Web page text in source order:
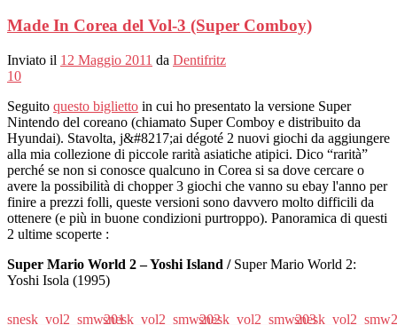
Made In Corea del Vol-3 (Super Comboy)
Inviato il 12 Maggio 2011 da Dentifritz
10
Seguito questo biglietto in cui ho presentato la versione Super
Nintendo del coreano (chiamato Super Comboy e distribuito da
Hyundai). Stavolta, j&#8217;ai dégoté 2 nuovi giochi da aggiungere
alla mia collezione di piccole rarità asiatiche atipici. Dico “rarità”
perché se non si conosce qualcuno in Corea si sa dove cercare o
avere la possibilità di chopper 3 giochi che vanno su ebay l'anno per
finire a prezzi folli, queste versioni sono davvero molto difficili da
ottenere (e più in buone condizioni purtroppo). Panoramica di questi
2 ultime scoperte :
Super Mario World 2 – Yoshi Island / Super Mario World 2:
Yoshi Isola (1995)
snesk_vol2_smw201snesk_vol2_smw202snesk_vol2_smw203